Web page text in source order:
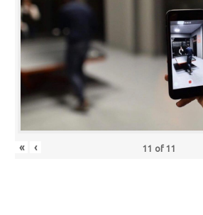
« ‹ 11 of 11